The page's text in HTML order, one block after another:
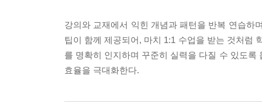
강의와 교재에서 익힌 개념과 패턴을 반복 연습하
팁이 함께 제공되어, 마치 1:1 수업을 받는 것처럼
를 명확히 인지하며 꾸준히 실력을 다질 수 있도록
효율을 극대화한다.